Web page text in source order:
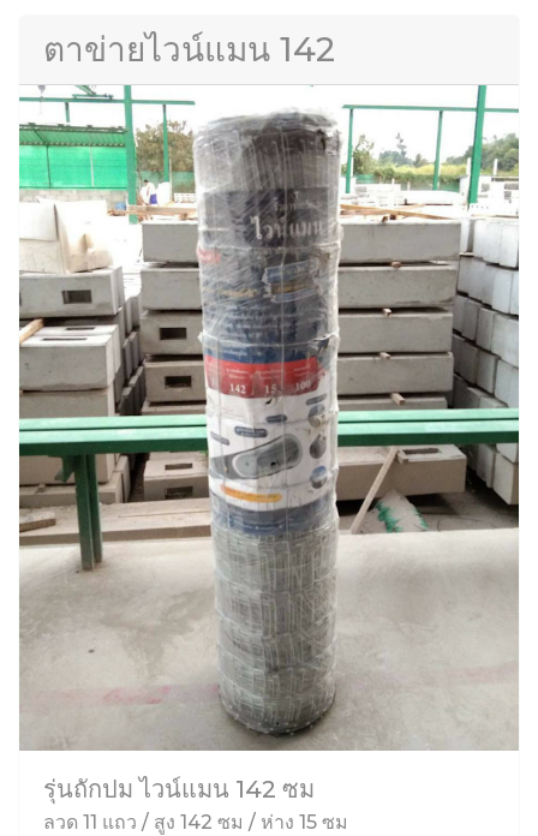
ตาข่ายไวน์แมน 142
รุ่นถักปม ไวน์แมน 142 ซม
ลวด 11 แถว / สูง 142 ซม / ห่าง 15 ซม